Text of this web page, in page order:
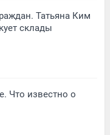
Татьяна Ким
склады
Что известно о